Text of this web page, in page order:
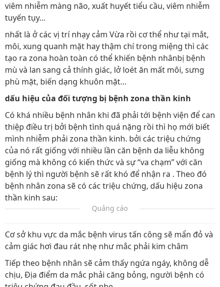
viêm nhiễm màng não, xuất huyết tiểu cầu, viêm nhiễm
tuyến tụy…
nhất là ở các vị trí nhạy cảm Vừa rồi cơ thể như tại mắt,
môi, xung quanh mặt hay thậm chí trong miệng thì các
tạo ra zona hoàn toàn có thể khiến bệnh nhânbị bệnh
mù và lan sang cả thính giác, lở loét ăn mất môi, sưng
phù mặt, biến dạng khuôn mặt…
dấu hiệu của đối tượng bị bệnh zona thần kinh
Có khá nhiều bệnh nhân khi đã phải tới bệnh viện để can
thiệp điều trị bởi bệnh tình quá nặng rồi thì họ mới biết
mình nhiễm phải zona thần kinh. bởi các triệu chứng
của nó rất giống với nhiều lần căn bệnh da liễu không
giống mà không có kiến thức và sự “va chạm” với căn
bệnh lý thì người bệnh sẽ rất khó để nhận ra . Theo đó
bệnh nhân zona sẽ có các triệu chứng, dấu hiệu zona
thần kinh sau:
Quảng cáo
Cơ sở khu vực da mắc bệnh virus tấn công sẽ mẩn đỏ và
cảm giác hơi đau rát nhẹ như mắc phải kim châm
Tiếp theo bệnh nhân sẽ cảm thấy ngứa ngáy, không dễ
chịu, Địa điểm da mắc phải căng bỏng, người bệnh có